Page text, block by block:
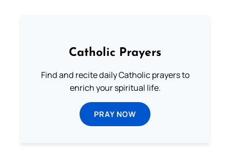
Catholic Prayers
Find and recite daily Catholic prayers to
enrich your spiritual life.
PRAY NOW